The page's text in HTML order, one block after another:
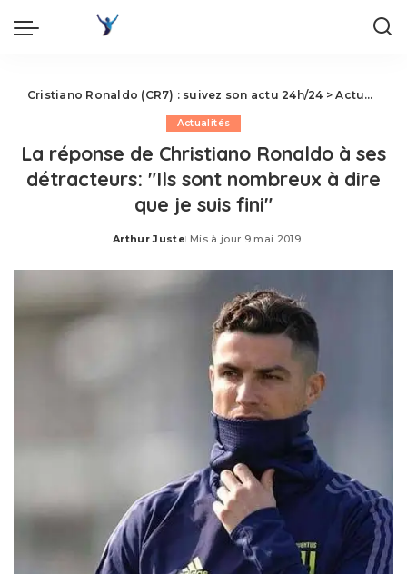
Cristiano Ronaldo (CR7) : suivez son actu 24h/24 >Actualités
Actualités
La réponse de Christiano Ronaldo à ses
détracteurs: "Ils sont nombreux à dire
que je suis fini"
Posted
Arthur Juste Mis à jour 9 mai 2019